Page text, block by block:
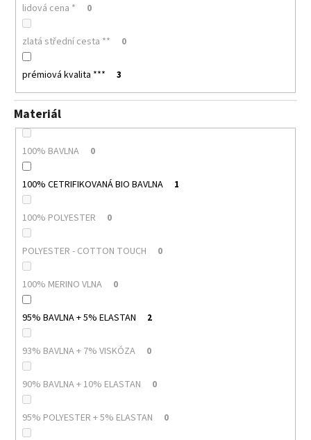
lidová cena * 0
zlatá střední cesta ** 0
prémiová kvalita *** 3
Materiál
100% BAVLNA 0
100% CETRIFIKOVANÁ BIO BAVLNA 1
100% POLYESTER 0
POLYESTER - COTTON TOUCH 0
100% MERINO VLNA 0
95% BAVLNA + 5% ELASTAN 2
93% BAVLNA + 7% VISKÓZA 0
90% BAVLNA + 10% ELASTAN 0
95% POLYESTER + 5% ELASTAN 0